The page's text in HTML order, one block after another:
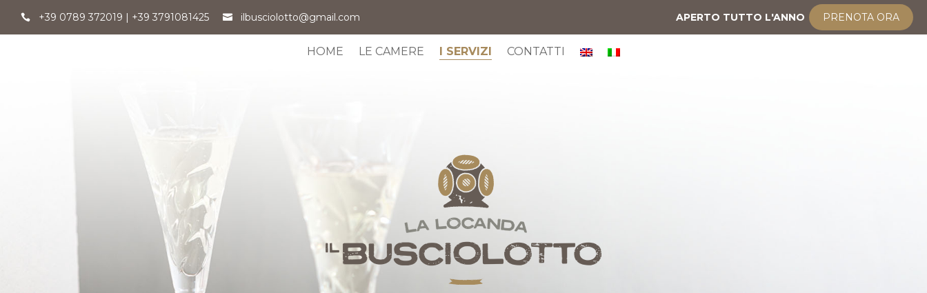
+39 0789 372019 | +39 3791081425 ilbusciolotto@gmail.com APERTO TUTTO L'ANNO PRENOTA ORA
HOME LE CAMERE I SERVIZI CONTATTI